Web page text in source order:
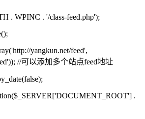
. WPINC . '/class-feed.php');
yangkun.net/feed',
//可以添加多个站点feed地址
.